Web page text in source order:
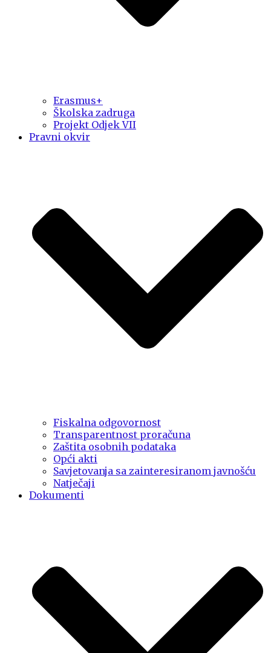
Erasmus+
Školska zadruga
Projekt Odjek VII
Pravni okvir
Fiskalna odgovornost
Transparentnost proračuna
Zaštita osobnih podataka
Opći akti
Savjetovanja sa zainteresiranom javnošću
Natječaji
Dokumenti